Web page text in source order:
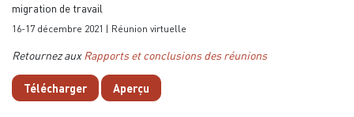
migration de travail
16-17 décembre 2021 | Réunion virtuelle
Retournez auxRapports et conclusions des réunions
Télécharger Aperçu